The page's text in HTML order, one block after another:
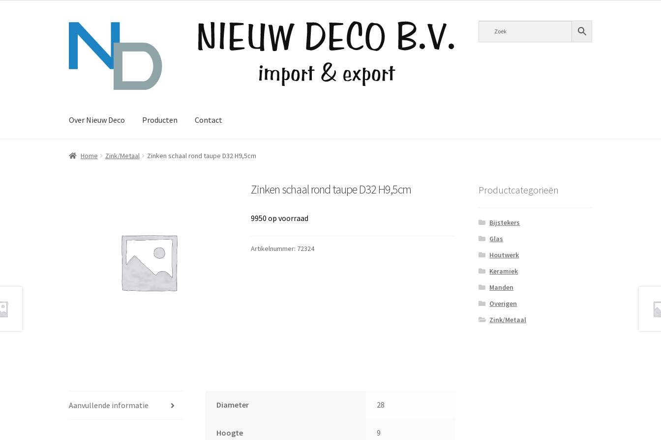
Ga
door
Ga
naar
Over Nieuw Deco Producten Contact
Home Zink/Metaal Zinken schaal rond taupe D32 H9,5cm
Zinken schaal rond taupe D32 H9,5cm
9950 op voorraad
Artikelnummer: 72324
Aanvullende informatie Diameter 28
Hoogte 9
Productcategorieën
Bijstekers
Glas
Houtwerk
Keramiek
Manden
Overigen
Zink/Metaal